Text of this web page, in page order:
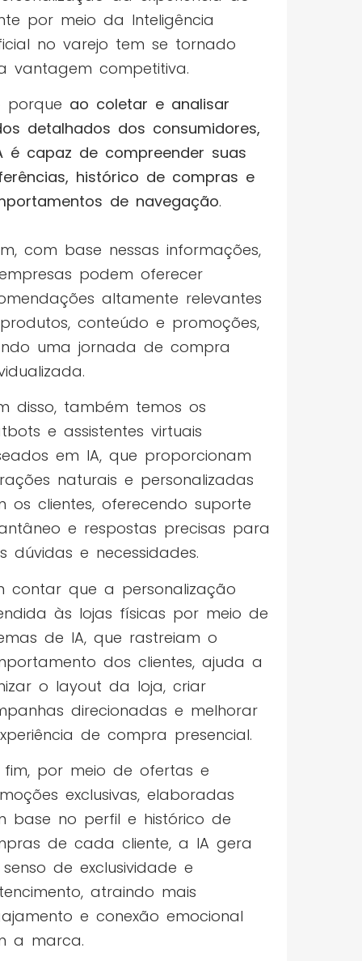
por meio da Inteligência
no varejo tem se tornado
vantagem competitiva.
porque ao coletar e analisar
detalhados dos consumidores,
é capaz de compreender suas
histórico de compras e
de navegação.
com base nessas informações,
podem oferecer
altamente relevantes
conteúdo e promoções,
uma jornada de compra
disso, também temos os
e assistentes virtuais
em IA, que proporcionam
naturais e personalizadas
os clientes, oferecendo suporte
e respostas precisas para
dúvidas e necessidades.
contar que a personalização
às lojas físicas por meio de
de IA, que rastreiam o
dos clientes, ajuda a
o layout da loja, criar
direcionadas e melhorar
de compra presencial.
fim, por meio de ofertas e
exclusivas, elaboradas
base no perfil e histórico de
de cada cliente, a IA gera
de exclusividade e
atraindo mais
e conexão emocional
a marca.